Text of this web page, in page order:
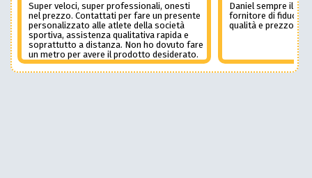
Super veloci, super professionali, onesti
nel prezzo. Contattati per fare un presente
personalizzato alle atlete della società
sportiva, assistenza qualitativa rapida e
soprattutto a distanza. Non ho dovuto fare
un metro per avere il prodotto desiderato.
Una assistenza del genere è rara e
preziosa. Credo li contatterò ancora in
Daniel sempre il
fornitore di fiducia
qualità e prezzo